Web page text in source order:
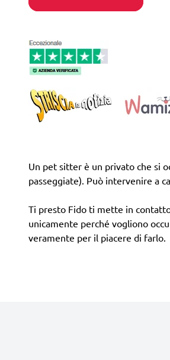
Un pet sitter è un privato che si
passeggiate). Può intervenire a
Ti presto Fido ti mette in
unicamente perché vogliono
veramente per il piacere di farlo.